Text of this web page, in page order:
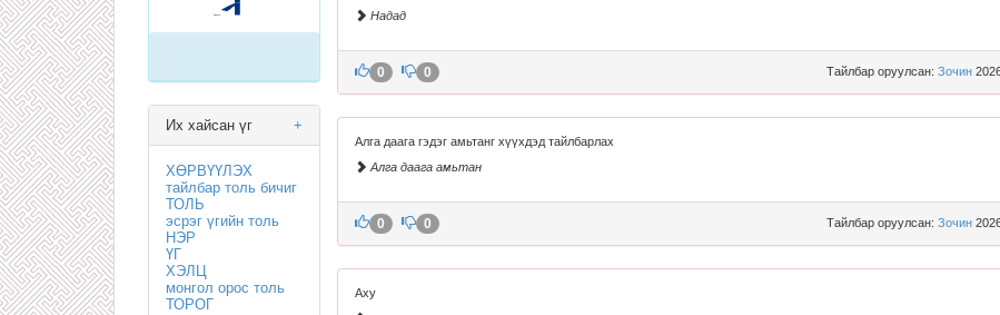
+
Их хайсан үг
ХӨРВҮҮЛЭХ
тайлбар толь бичиг
ТОЛЬ
эсрэг үгийн толь
НЭР
ҮГ
ХЭЛЦ
монгол орос толь
ТОРОГ
Надад
Тайлбар оруулсан: Зочин
0 0
Алга даага гэдэг амьтанг хүүхдэд тайлбарлах
Алга даага амьтан
Тайлбар оруулсан: Зочин
0 0
Аху